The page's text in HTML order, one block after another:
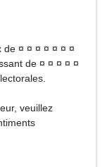
de ¤ ¤ ¤ ¤ ¤ ¤ ¤
de ¤ ¤ ¤ ¤ ¤
veuillez